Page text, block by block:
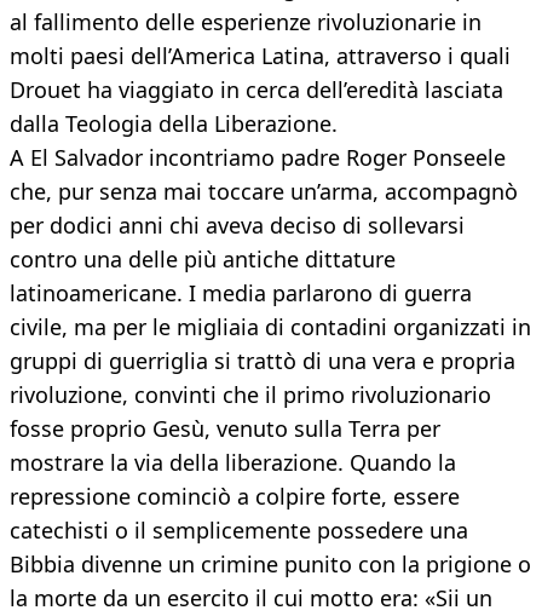
al fallimento delle esperienze rivoluzionarie in
molti paesi dell’America Latina, attraverso i quali
Drouet ha viaggiato in cerca dell’eredità lasciata
dalla Teologia della Liberazione.
A El Salvador incontriamo padre Roger Ponseele
che, pur senza mai toccare un’arma, accompagnò
per dodici anni chi aveva deciso di sollevarsi
contro una delle più antiche dittature
latinoamericane. I media parlarono di guerra
civile, ma per le migliaia di contadini organizzati in
gruppi di guerriglia si trattò di una vera e propria
rivoluzione, convinti che il primo rivoluzionario
fosse proprio Gesù, venuto sulla Terra per
mostrare la via della liberazione. Quando la
repressione cominciò a colpire forte, essere
catechisti o il semplicemente possedere una
Bibbia divenne un crimine punito con la prigione o
la morte da un esercito il cui motto era: «Sii un